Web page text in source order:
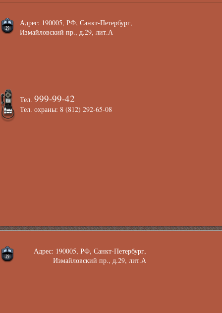
Тел. 999-99-42
Тел. охраны: 8 (812) 292-65-08
Адрес: 190005, РФ, Санкт-Петербург,
Измайловский пр., д.29, лит.А
Адрес: 190005, РФ, Санкт-Петербург,
Измайловский пр., д.29, лит.А